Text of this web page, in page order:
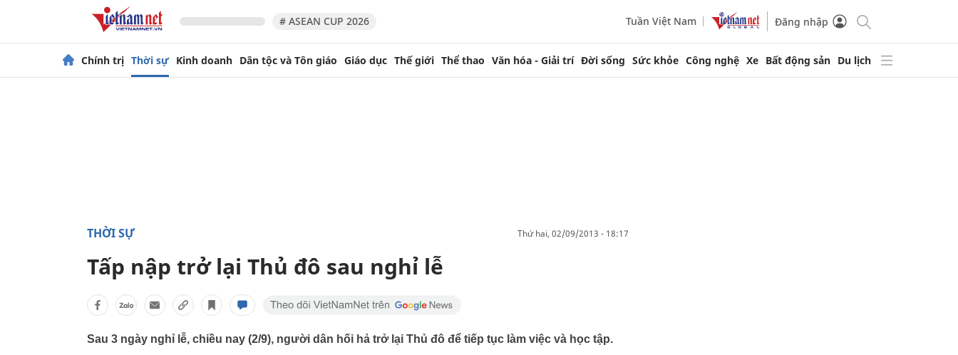
# ASEAN CUP 2026 Tuần Việt Nam Đăng nhập
Chính trị Thời sự Kinh doanh Dân tộc và Tôn giáo Giáo dục Thế giới Thể thao Văn hóa - Giải trí Đời sống Sức khỏe Công nghệ Xe Bất động sản Du lịch
THỜI SỰ thứ hai, 02/09/2013 - 18:17
Tấp nập trở lại Thủ đô sau nghỉ lễ
Sau 3 ngày nghỉ lễ, chiều nay (2/9), người dân hối hả trở lại Thủ đô để tiếp tục làm việc và học tập.